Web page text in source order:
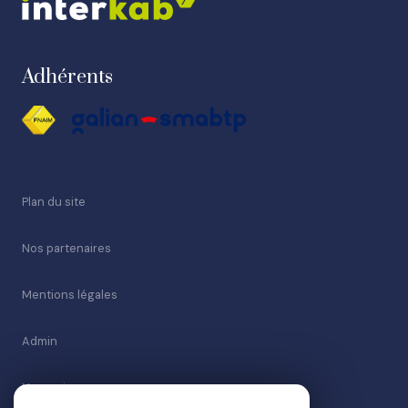
Adhérents
Plan du site
Nos partenaires
Mentions légales
Admin
Honoraires